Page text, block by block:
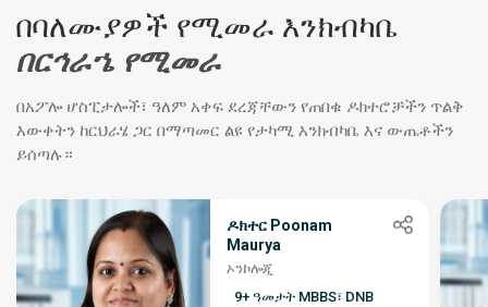
በባለሙያዎች የሚመራ እንክብካቤ
በርኅራኄ የሚመራ
በአፖሎ ሆስፒታሎች፣ ዓለም አቀፍ ደረጃቸውን የጠበቁ ዶክተሮቻችን ጥልቅ
እውቀትን ከርህራሄ ጋር በማጣመር ልዩ የታካሚ እንክብካቤ እና ውጤቶችን
ይሰጣሉ።
ዶክተር Poonam
Maurya
ኦንኮሎጂ
9+ ዓመታት MBBS፣ DNB